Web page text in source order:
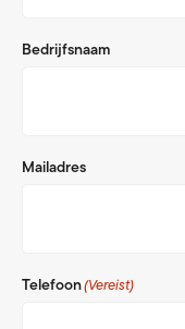
Bedrijfsnaam
Mailadres
Telefoon(Vereist)